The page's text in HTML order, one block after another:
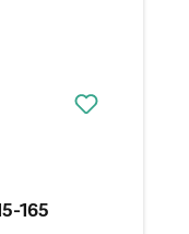
165